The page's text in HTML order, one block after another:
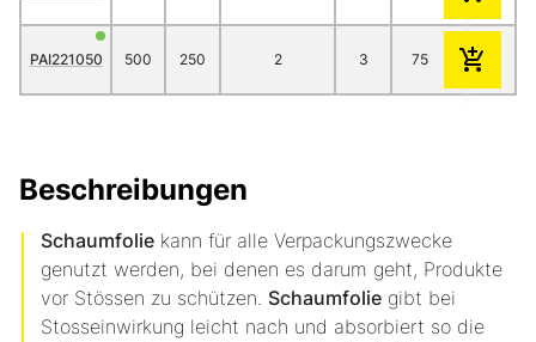
PAI221050 500 250 2 3 75.90 66.60
Beschreibungen
Schaumfolie kann für alle Verpackungszwecke
genutzt werden, bei denen es darum geht, Produkte
vor Stössen zu schützen. Schaumfolie gibt bei
Stosseinwirkung leicht nach und absorbiert so die